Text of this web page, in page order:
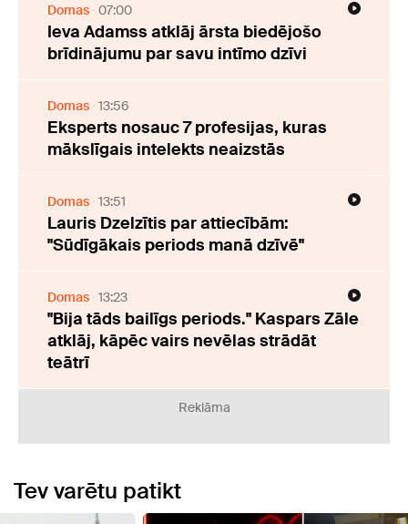
Domas 07:00
Ieva Adamss atklāj ārsta biedējošo
brīdinājumu par savu intīmo dzīvi
Domas 13:56
Eksperts nosauc 7 profesijas, kuras
mākslīgais intelekts neaizstās
Domas 13:51
Lauris Dzelzītis par attiecībām:
"Sūdīgākais periods manā dzīvē"
Domas 13:23
"Bija tāds bailīgs periods." Kaspars Zāle
atklāj, kāpēc vairs nevēlas strādāt
teātrī
Reklāma
Tev varētu patikt